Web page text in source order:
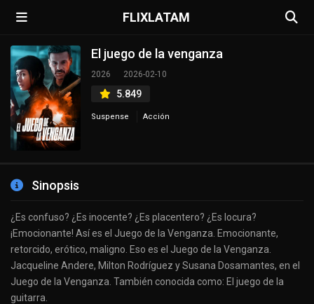
FLIXLATAM
El juego de la venganza
2026 2026-02-10
5.849
Suspense Acción
Sinopsis
¿Es confuso? ¿Es inocente? ¿Es placentero? ¿Es locura?
¡Emocionante! Así es el Juego de la Venganza. Emocionante,
retorcido, erótico, maligno. Eso es el Juego de la Venganza.
Jacqueline Andere, Milton Rodríguez y Susana Dosamantes, en el
Juego de la Venganza. También conocida como: El juego de la
guitarra.